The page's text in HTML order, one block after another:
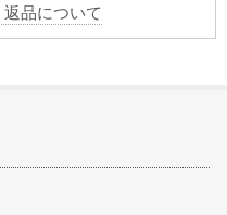
返品について